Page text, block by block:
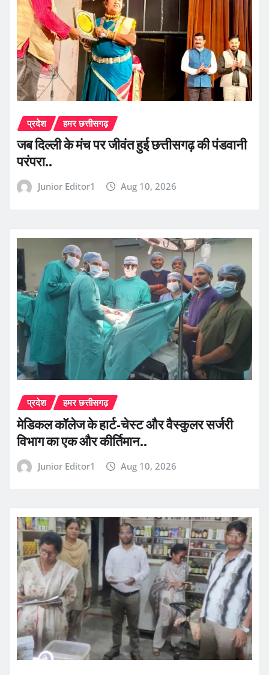
प्रदेश हमर छत्तीसगढ़
जब दिल्ली के मंच पर जीवंत हुई छत्तीसगढ़ की पंडवानी
परंपरा..
Junior Editor1 Aug 10, 2026
प्रदेश हमर छत्तीसगढ़
​मेडिकल कॉलेज के हार्ट-चेस्ट और वैस्कुलर सर्जरी
विभाग का एक और कीर्तिमान..
Junior Editor1 Aug 10, 2026